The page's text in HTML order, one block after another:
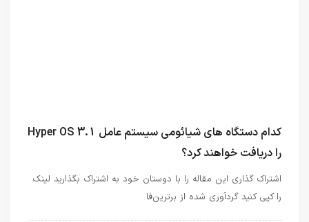
کدام دستگاه های شیائومی سیستم عامل Hyper OS 3.1
را دریافت خواهند کرد؟
اشتراک گذاری این مقاله را با دوستان خود به اشتراک بگذارید لینک
را کپی کنید گردآوری شده از برترین‌فا